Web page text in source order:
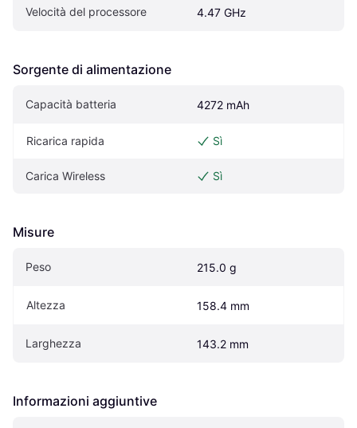
Velocità del processore 4.47 GHz
Sorgente di alimentazione
Capacità batteria 4272 mAh
Ricarica rapida Sì
Carica Wireless Sì
Misure
Peso 215.0 g
Altezza 158.4 mm
Larghezza 143.2 mm
Informazioni aggiuntive